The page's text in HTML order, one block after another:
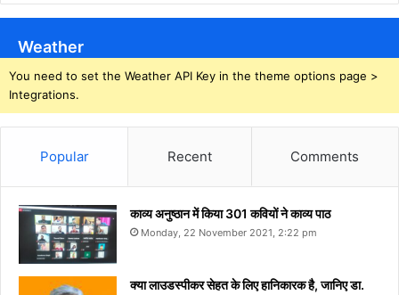
Weather
You need to set the Weather API Key in the theme options page >
Integrations.
Popular Recent Comments
काव्य अनुष्ठान में किया 301 कवियों ने काव्य पाठ
Monday, 22 November 2021, 2:22 pm
क्या लाउडस्पीकर सेहत के लिए हानिकारक है, जानिए डा.